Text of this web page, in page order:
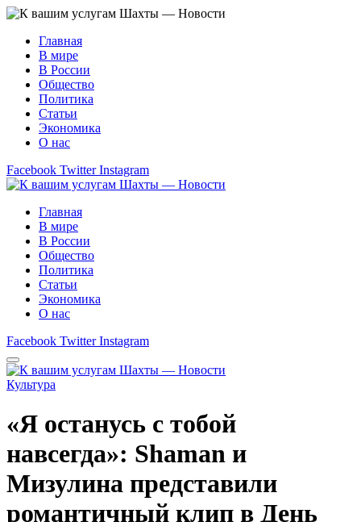
Главная
В мире
В России
Общество
Политика
Статьи
Экономика
О нас
Facebook Twitter Instagram
Главная
В мире
В России
Общество
Политика
Статьи
Экономика
О нас
Facebook Twitter Instagram
Культура
«Я останусь с тобой
навсегда»: Shaman и
Мизулина представили
романтичный клип в День